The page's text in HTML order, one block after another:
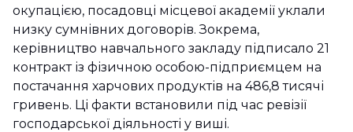
окупацією, посадовці місцевої академії уклали
низку сумнівних договорів. Зокрема,
керівництво навчального закладу підписало 21
контракт із фізичною особою-підприємцем на
постачання харчових продуктів на 486,8 тисячі
гривень. Ці факти встановили під час ревізії
господарської діяльності у виші.